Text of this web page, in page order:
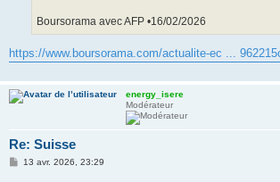
Boursorama avec AFP •16/02/2026
https://www.boursorama.com/actualite-ec ...
energy_isere
Modérateur
Re: Suisse
M13 avr. 2026, 23:29